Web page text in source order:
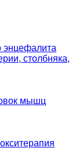
энцефалита
столбняка,
мышц